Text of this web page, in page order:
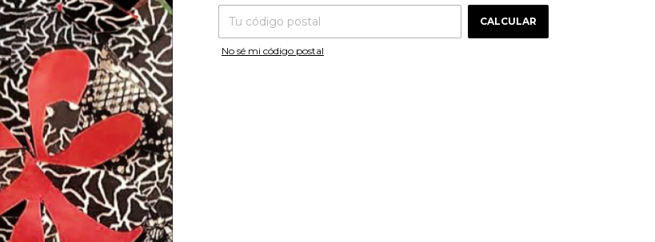
Entregas para el CP: CAMBIAR CP
CALCULAR
No sé mi código postal